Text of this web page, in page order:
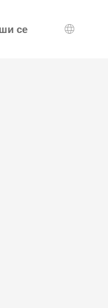
се
Избор
удостоверяване